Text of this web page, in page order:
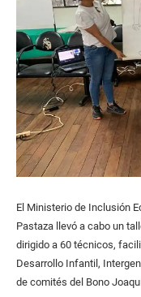
El Ministerio de Inclusión
Pastaza llevó a cabo un
dirigido a 60 técnicos,
Desarrollo Infantil,
de comités del Bono